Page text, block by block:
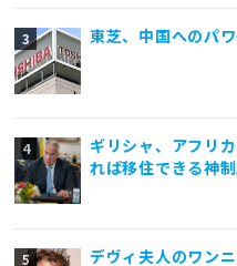
東芝、中国へのパ
ギリシャ、アフリ
れば移住できる神
デヴィ夫人のワン